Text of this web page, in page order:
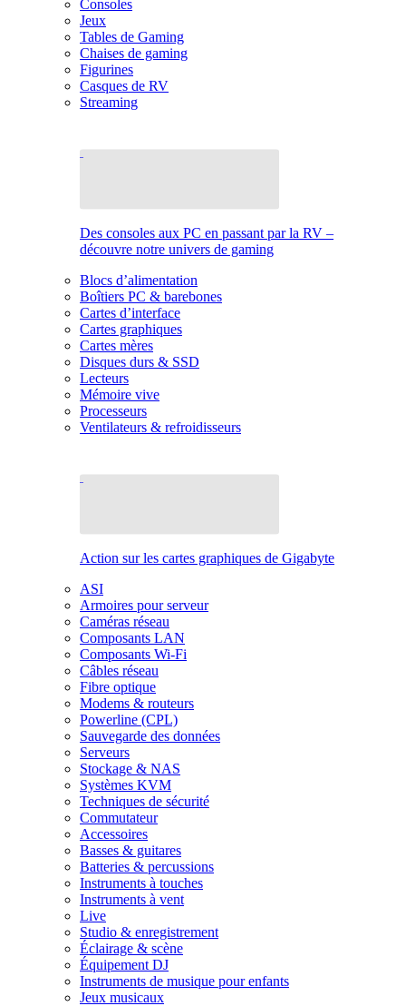
Consoles
Jeux
Tables de Gaming
Chaises de gaming
Figurines
Casques de RV
Streaming
Des consoles aux PC en passant par la RV –
découvre notre univers de gaming
Blocs d’alimentation
Boîtiers PC & barebones
Cartes d’interface
Cartes graphiques
Cartes mères
Disques durs & SSD
Lecteurs
Mémoire vive
Processeurs
Ventilateurs & refroidisseurs
Action sur les cartes graphiques de Gigabyte
ASI
Armoires pour serveur
Caméras réseau
Composants LAN
Composants Wi-Fi
Câbles réseau
Fibre optique
Modems & routeurs
Powerline (CPL)
Sauvegarde des données
Serveurs
Stockage & NAS
Systèmes KVM
Techniques de sécurité
Commutateur
Accessoires
Basses & guitares
Batteries & percussions
Instruments à touches
Instruments à vent
Live
Studio & enregistrement
Éclairage & scène
Équipement DJ
Instruments de musique pour enfants
Jeux musicaux